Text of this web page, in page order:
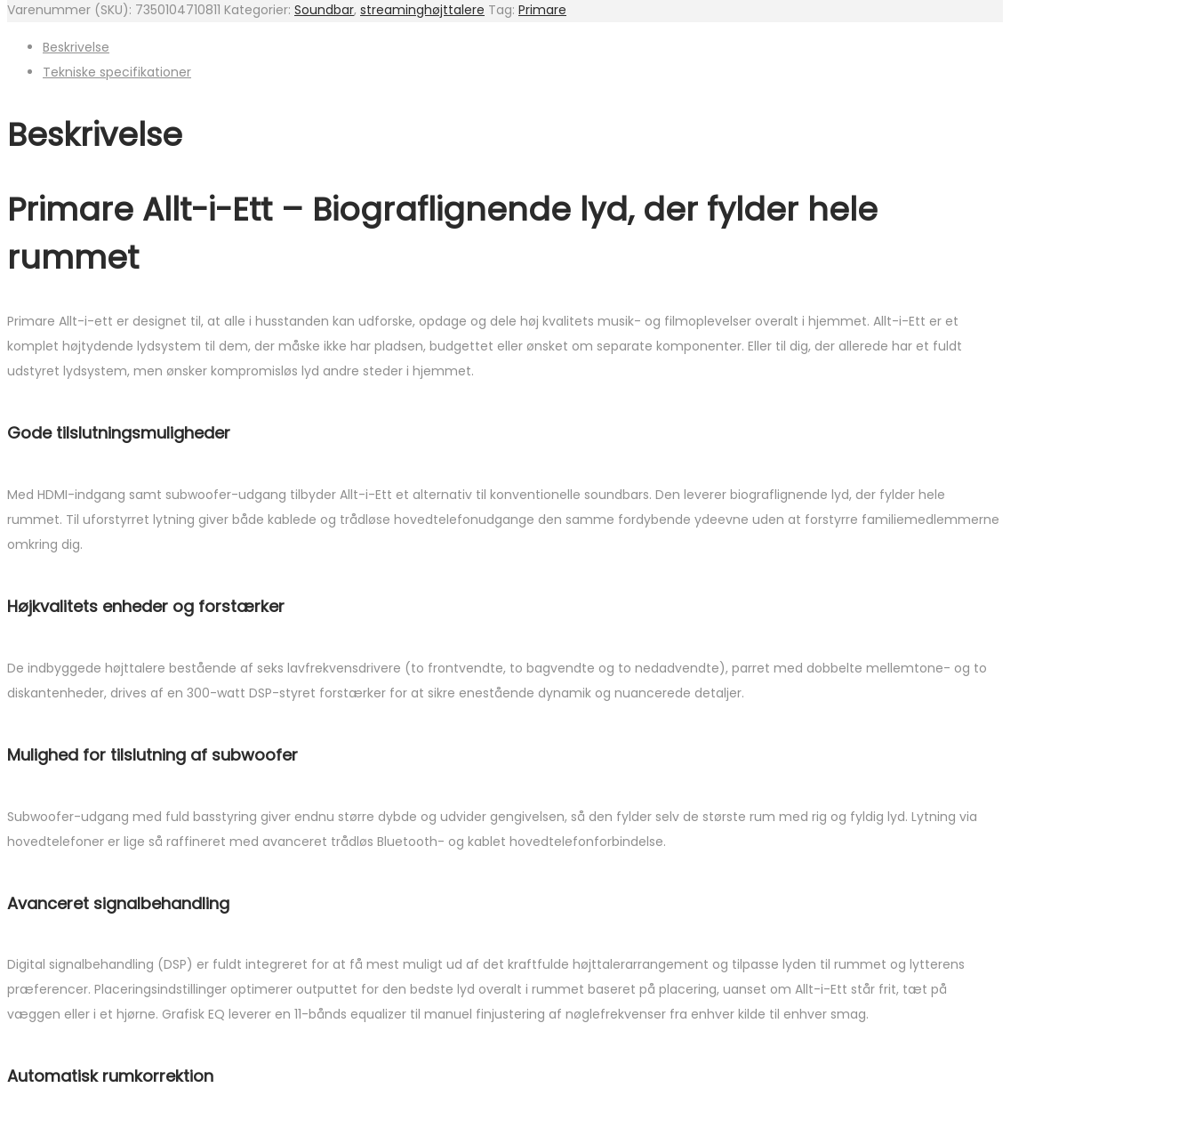
Varenummer (SKU): 7350104710811 Kategorier: Soundbar, streaminghøjttalere Tag: Primare
Beskrivelse
Tekniske specifikationer
Beskrivelse
Primare Allt-i-Ett – Biograflignende lyd, der fylder hele
rummet
Primare Allt-i-ett er designet til, at alle i husstanden kan udforske, opdage og dele høj kvalitets musik- og filmoplevelser overalt i hjemmet. Allt-i-Ett er et
komplet højtydende lydsystem til dem, der måske ikke har pladsen, budgettet eller ønsket om separate komponenter. Eller til dig, der allerede har et fuldt
udstyret lydsystem, men ønsker kompromisløs lyd andre steder i hjemmet.
Gode tilslutningsmuligheder
Med HDMI-indgang samt subwoofer-udgang tilbyder Allt-i-Ett et alternativ til konventionelle soundbars. Den leverer biograflignende lyd, der fylder hele
rummet. Til uforstyrret lytning giver både kablede og trådløse hovedtelefonudgange den samme fordybende ydeevne uden at forstyrre familiemedlemmerne
omkring dig.
Højkvalitets enheder og forstærker
De indbyggede højttalere bestående af seks lavfrekvensdrivere (to frontvendte, to bagvendte og to nedadvendte), parret med dobbelte mellemtone- og to
diskantenheder, drives af en 300-watt DSP-styret forstærker for at sikre enestående dynamik og nuancerede detaljer.
Mulighed for tilslutning af subwoofer
Subwoofer-udgang med fuld basstyring giver endnu større dybde og udvider gengivelsen, så den fylder selv de største rum med rig og fyldig lyd. Lytning via
hovedtelefoner er lige så raffineret med avanceret trådløs Bluetooth- og kablet hovedtelefonforbindelse.
Avanceret signalbehandling
Digital signalbehandling (DSP) er fuldt integreret for at få mest muligt ud af det kraftfulde højttalerarrangement og tilpasse lyden til rummet og lytterens
præferencer. Placeringsindstillinger optimerer outputtet for den bedste lyd overalt i rummet baseret på placering, uanset om Allt-i-Ett står frit, tæt på
væggen eller i et hjørne. Grafisk EQ leverer en 11-bånds equalizer til manuel finjustering af nøglefrekvenser fra enhver kilde til enhver smag.
Automatisk rumkorrektion